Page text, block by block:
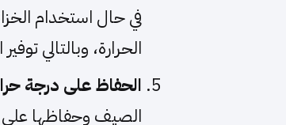
في حال استخدام
الحرارة، وبالتالي
الحفاظ على درجة
الصيف وحفاظها على